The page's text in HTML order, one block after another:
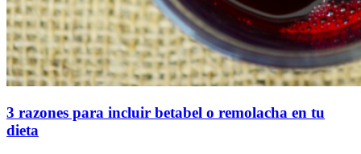
3 razones para incluir betabel o remolacha en tu
dieta